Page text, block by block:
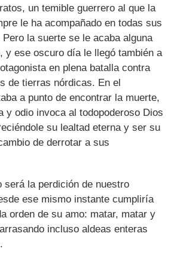
un temible guerrero al que la
le ha acompañado en todas sus
la suerte se le acaba alguna
y ese oscuro día le llegó también a
en plena batalla contra
de tierras nórdicas. En el
a punto de encontrar la muerte,
y odio invoca al todopoderoso Dios
su lealtad eterna y ser su
de derrotar a sus
será la perdición de nuestro
ese mismo instante cumpliría
orden de su amo: matar, matar y
incluso aldeas enteras